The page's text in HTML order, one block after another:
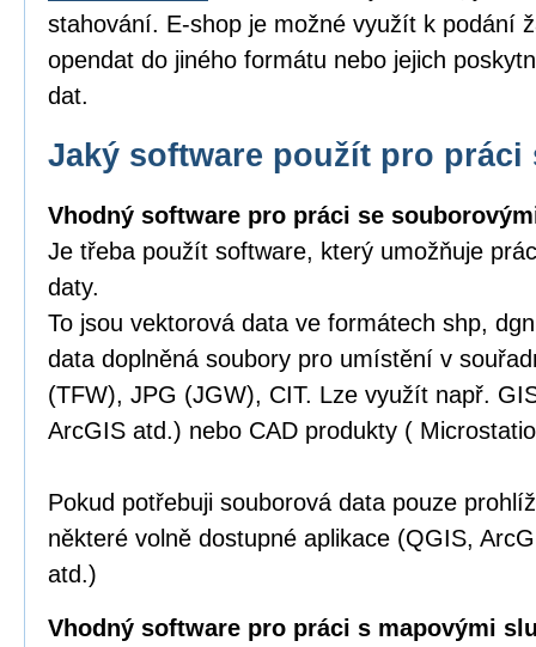
stahování. E-shop je možné využít k podání
opendat do jiného formátu nebo jejich
dat.
Jaký software použít pro práci
Vhodný software pro práci se
Je třeba použít software, který umožňuje
daty.
To jsou vektorová data ve formátech shp,
data doplněná soubory pro umístění v
(TFW), JPG (JGW), CIT. Lze využít např.
ArcGIS atd.) nebo CAD produkty (
Pokud potřebuji souborová data pouze
některé volně dostupné aplikace (QGIS,
atd.)
Vhodný software pro práci s mapovými